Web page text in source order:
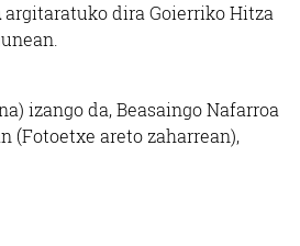
argitaratuko dira Goierriko Hitza
izango da, Beasaingo Nafarroa
(Fotoetxe areto zaharrean),